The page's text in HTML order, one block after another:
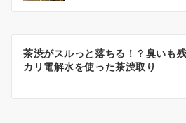
ビ
ン
茶渋がスルっと落ちる！？臭いも
カリ電解水を使った茶渋取り